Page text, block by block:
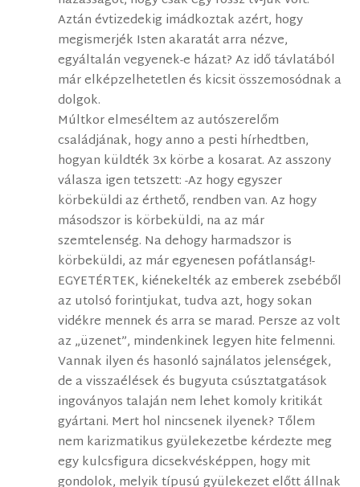
Aztán évtizedekig imádkoztak azért, hogy
megismerjék Isten akaratát arra nézve,
egyáltalán vegyenek-e házat? Az idő távlatából
már elképzelhetetlen és kicsit összemosódnak a
dolgok.
Múltkor elmeséltem az autószerelőm
családjának, hogy anno a pesti hírhedtben,
hogyan küldték 3x körbe a kosarat. Az asszony
válasza igen tetszett: -Az hogy egyszer
körbeküldi az érthető, rendben van. Az hogy
másodszor is körbeküldi, na az már
szemtelenség. Na dehogy harmadszor is
körbeküldi, az már egyenesen pofátlanság!-
EGYETÉRTEK, kiénekelték az emberek zsebéből
az utolsó forintjukat, tudva azt, hogy sokan
vidékre mennek és arra se marad. Persze az volt
az „üzenet”, mindenkinek legyen hite felmenni.
Vannak ilyen és hasonló sajnálatos jelenségek,
de a visszaélések és bugyuta csúsztatgatások
ingoványos talaján nem lehet komoly kritikát
gyártani. Mert hol nincsenek ilyenek? Tőlem
nem karizmatikus gyülekezetbe kérdezte meg
egy kulcsfigura dicsekvésképpen, hogy mit